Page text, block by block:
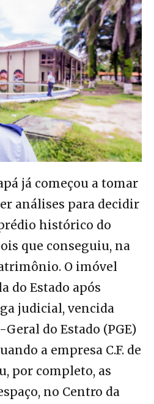
já começou a tomar
análises para decidir
histórico do
que conseguiu, na
O imóvel
do Estado após
judicial, vencida
do Estado (PGE)
a empresa C.F. de
por completo, as
no Centro da